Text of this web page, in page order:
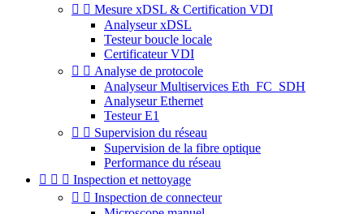
  Mesure xDSL & Certification VDI
Analyseur xDSL
Testeur boucle locale
Certificateur VDI
  Analyse de protocole
Analyseur Multiservices Eth_FC_SDH
Analyseur Ethernet
Testeur E1
  Supervision du réseau
Supervision de la fibre optique
Performance du réseau
   Inspection et nettoyage
  Inspection de connecteur